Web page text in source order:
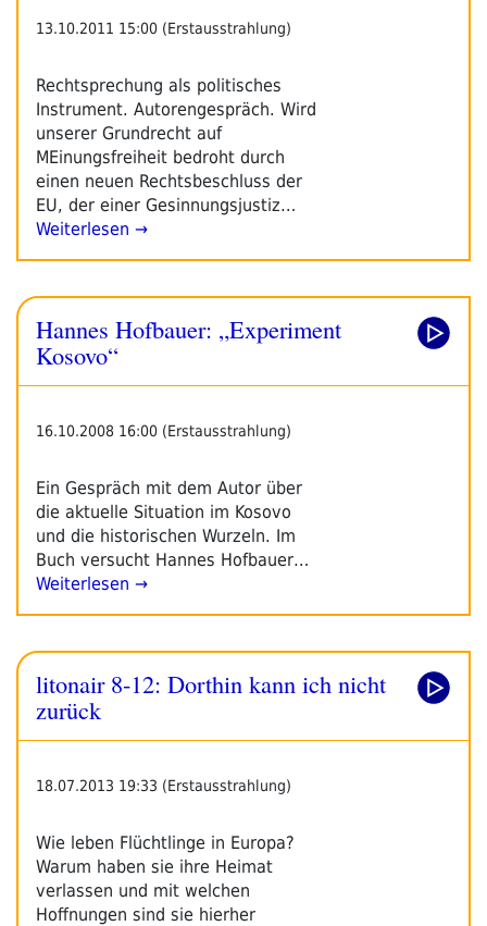
13.10.2011 15:00 (Erstausstrahlung)
Rechtsprechung als politisches
Instrument. Autorengespräch. Wird
unserer Grundrecht auf
MEinungsfreiheit bedroht durch
einen neuen Rechtsbeschluss der
EU, der einer Gesinnungsjustiz…
Weiterlesen →
Hannes Hofbauer: „Experiment
Kosovo“
16.10.2008 16:00 (Erstausstrahlung)
Ein Gespräch mit dem Autor über
die aktuelle Situation im Kosovo
und die historischen Wurzeln. Im
Buch versucht Hannes Hofbauer…
Weiterlesen →
litonair 8-12: Dorthin kann ich nicht
zurück
18.07.2013 19:33 (Erstausstrahlung)
Wie leben Flüchtlinge in Europa?
Warum haben sie ihre Heimat
verlassen und mit welchen
Hoffnungen sind sie hierher